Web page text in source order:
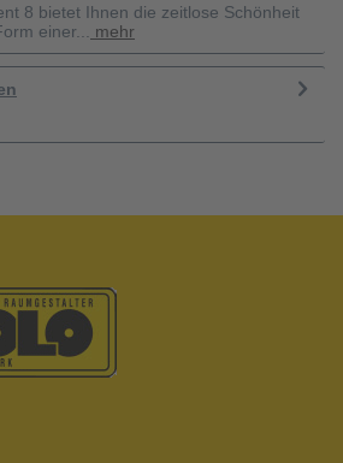
8 bietet Ihnen die zeitlose Schönheit
einer...
mehr